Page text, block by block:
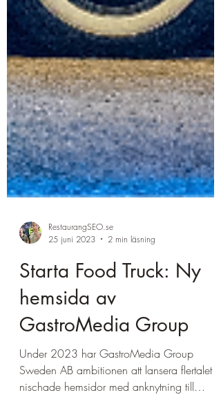
RestaurangSEO.se
Starta Food Truck: Ny
hemsida av
GastroMedia Group